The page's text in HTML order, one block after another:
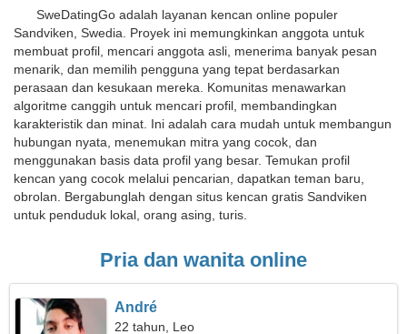
SweDatingGo adalah layanan kencan online populer
Sandviken, Swedia. Proyek ini memungkinkan anggota untuk
membuat profil, mencari anggota asli, menerima banyak pesan
menarik, dan memilih pengguna yang tepat berdasarkan
perasaan dan kesukaan mereka. Komunitas menawarkan
algoritme canggih untuk mencari profil, membandingkan
karakteristik dan minat. Ini adalah cara mudah untuk membangun
hubungan nyata, menemukan mitra yang cocok, dan
menggunakan basis data profil yang besar. Temukan profil
kencan yang cocok melalui pencarian, dapatkan teman baru,
obrolan. Bergabunglah dengan situs kencan gratis Sandviken
untuk penduduk lokal, orang asing, turis.
Pria dan wanita online
André
22 tahun, Leo